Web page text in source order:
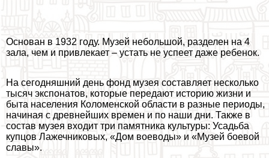
Основан в 1932 году. Музей небольшой, разделен на 4
зала, чем и привлекает – устать не успеет даже ребенок.
На сегодняшний день фонд музея составляет несколько
тысяч экспонатов, которые передают историю жизни и
быта населения Коломенской области в разные периоды,
начиная с древнейших времен и по наши дни. Также в
состав музея входит три памятника культуры: Усадьба
купцов Лажечниковых, «Дом воеводы» и «Музей боевой
славы».